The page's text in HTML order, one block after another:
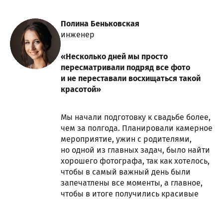
Полина Беньковская
инженер
«Несколько дней мы просто
пересматривали подряд все фото
и не переставали восхищаться такой
красотой»
Мы начали подготовку к свадьбе более,
чем за полгода. Планировали камерное
мероприятие, ужин с родителями,
но одной из главных задач, было найти
хорошего фотографа, так как хотелось,
чтобы в самый важный день были
запечатлены все моменты, а главное,
чтобы в итоге получились красивые